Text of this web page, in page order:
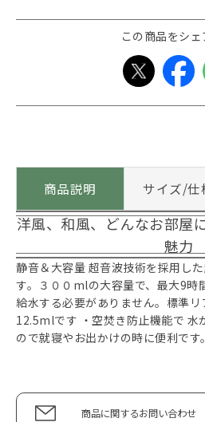
この商品をシェ
商品説明 サイズ/仕
洋風、和風、どんなお部屋
魅力
静音＆大容量 超音波技術を採用し
す。３００mlの大容量で、最大9時
給水する必要がありません。標準
12.5mlです ・空焚き防止機能で 水
ので就寝やお出かけの時に便利です。
商品に関するお問い合わせ